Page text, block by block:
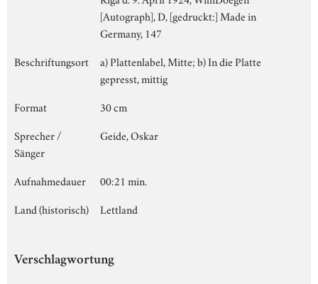
[Autograph], D, [gedruckt:] Made in
Germany, 147
Beschriftungsort
a) Plattenlabel, Mitte; b) In die Platte
gepresst, mittig
Format
30 cm
Sprecher /
Sänger
Geide, Oskar
Aufnahmedauer
00:21 min.
Land (historisch)
Lettland
Verschlagwortung